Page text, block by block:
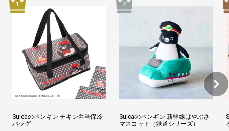
Suicaのペンギン チキン弁当保冷
バッグ
Suicaのペンギン 新幹線はやぶさ
マスコット（鉄道シリーズ）